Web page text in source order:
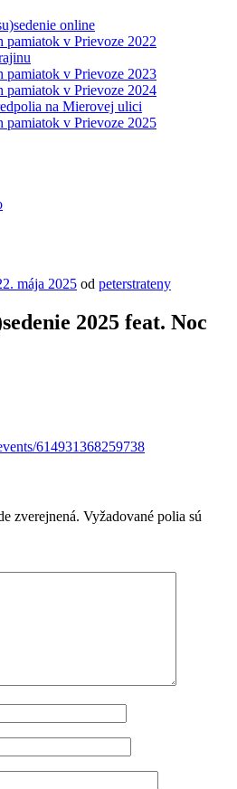
online
pamiatok v Prievoze 2022
pamiatok v Prievoze 2023
pamiatok v Prievoze 2024
na Mierovej ulici
pamiatok v Prievoze 2025
mája 2025 od peterstrateny
2025 feat. Noc
614931368259738
zverejnená. Vyžadované polia sú